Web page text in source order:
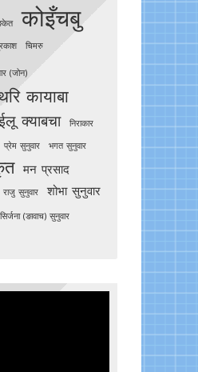
कोइँचबु
चिमरु
(जोन)
कायाबा
क्याबचा
निराकार
प्रेम सुनुवार भगत सुनुवार
मन प्रसाद
राजु सुनुवार शोभा सुनुवार
सिर्जना (ङावाच) सुनुवार